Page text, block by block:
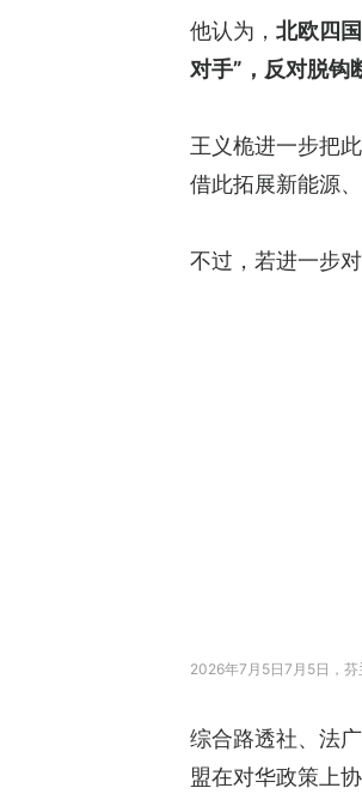
他认为， 北欧四
对手”，反对脱钩
王义桅进一步把
借此拓展新能源
不过，若进一步
2026年7月5日7月5日，芬
综合路透社、法
盟在对华政策上协